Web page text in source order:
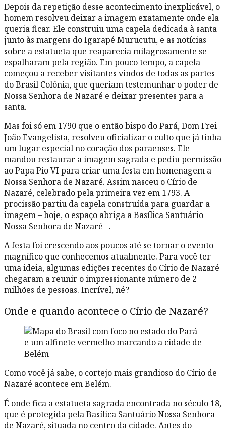
Depois da repetição desse acontecimento inexplicável, o
homem resolveu deixar a imagem exatamente onde ela
queria ficar. Ele construiu uma capela dedicada à santa
junto às margens do Igarapé Murucutu, e as notícias
sobre a estatueta que reaparecia milagrosamente se
espalharam pela região. Em pouco tempo, a capela
começou a receber visitantes vindos de todas as partes
do Brasil Colônia, que queriam testemunhar o poder de
Nossa Senhora de Nazaré e deixar presentes para a
santa.
Mas foi só em 1790 que o então bispo do Pará, Dom Frei
João Evangelista, resolveu oficializar o culto que já tinha
um lugar especial no coração dos paraenses. Ele
mandou restaurar a imagem sagrada e pediu permissão
ao Papa Pio VI para criar uma festa em homenagem a
Nossa Senhora de Nazaré. Assim nasceu o Círio de
Nazaré, celebrado pela primeira vez em 1793. A
procissão partiu da capela construída para guardar a
imagem – hoje, o espaço abriga a Basílica Santuário
Nossa Senhora de Nazaré –.
A festa foi crescendo aos poucos até se tornar o evento
magnífico que conhecemos atualmente. Para você ter
uma ideia, algumas edições recentes do Círio de Nazaré
chegaram a reunir o impressionante número de 2
milhões de pessoas. Incrível, né?
Onde e quando acontece o Círio de Nazaré?
Como você já sabe, o cortejo mais grandioso do Círio de
Nazaré acontece em Belém.
É onde fica a estatueta sagrada encontrada no século 18,
que é protegida pela Basílica Santuário Nossa Senhora
de Nazaré, situada no centro da cidade. Antes do